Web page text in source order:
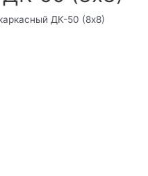
ДК-50 (8х8)